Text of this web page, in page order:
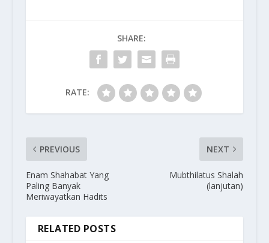
SHARE:
RATE:
PREVIOUS
Enam Shahabat Yang
Paling Banyak
Meriwayatkan Hadits
NEXT
Mubthilatus Shalah
(lanjutan)
RELATED POSTS